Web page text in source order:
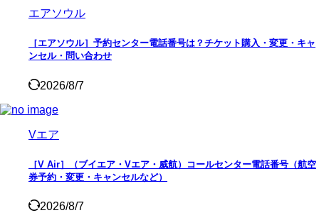
エアソウル
［エアソウル］予約センター電話番号は？チケット購入・変更・キャ
ンセル・問い合わせ
2026/8/7
Vエア
［V Air］（ブイエア・Vエア・威航）コールセンター電話番号（航空
券予約・変更・キャンセルなど）
2026/8/7